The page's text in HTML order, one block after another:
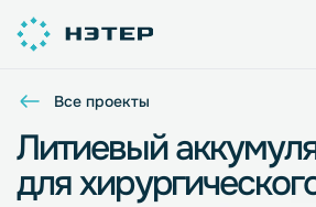
Все проекты
Литиевый
для